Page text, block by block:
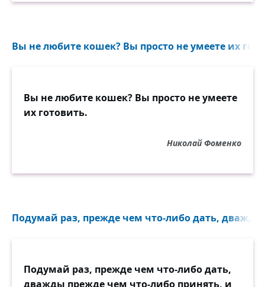
Вы не любите кошек? Вы просто не умеете их
Вы не любите кошек? Вы просто не умеете
их готовить.
Николай Фоменко
Подумай раз, прежде чем что-либо дать,
Подумай раз, прежде чем что-либо дать,
дважды прежде чем что-либо принять, и